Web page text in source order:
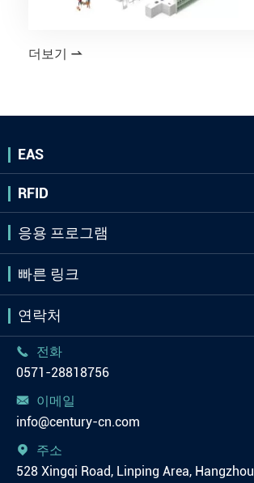
더보기 
EAS
RFID
응용 프로그램
빠른 링크
연락처

전화
0571-28818756

이메일
info@century-cn.com

주소
528 Xingqi Road, Linping Area, Hangzhou